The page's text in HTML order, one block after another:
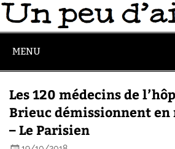
MENU
Les 120 médecins de
Brieuc démissionnent en
– Le Parisien